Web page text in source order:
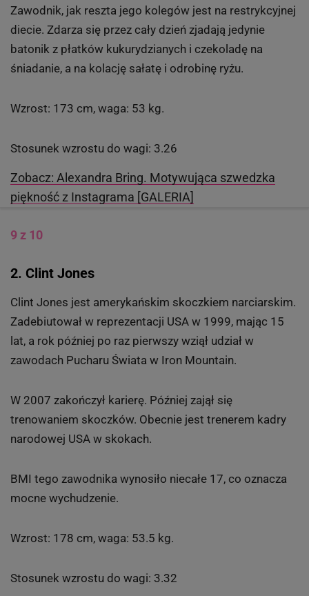
Zawodnik, jak reszta jego kolegów jest na restrykcyjnej
diecie. Zdarza się przez cały dzień zjadają jedynie
batonik z płatków kukurydzianych i czekoladę na
śniadanie, a na kolację sałatę i odrobinę ryżu.
Wzrost: 173 cm, waga: 53 kg.
Stosunek wzrostu do wagi: 3.26
Zobacz: Alexandra Bring. Motywująca szwedzka
piękność z Instagrama [GALERIA]
9 z 10
2. Clint Jones
Clint Jones jest amerykańskim skoczkiem narciarskim.
Zadebiutował w reprezentacji USA w 1999, mając 15
lat, a rok później po raz pierwszy wziął udział w
zawodach Pucharu Świata w Iron Mountain.
W 2007 zakończył karierę. Później zajął się
trenowaniem skoczków. Obecnie jest trenerem kadry
narodowej USA w skokach.
BMI tego zawodnika wynosiło niecałe 17, co oznacza
mocne wychudzenie.
Wzrost: 178 cm, waga: 53.5 kg.
Stosunek wzrostu do wagi: 3.32